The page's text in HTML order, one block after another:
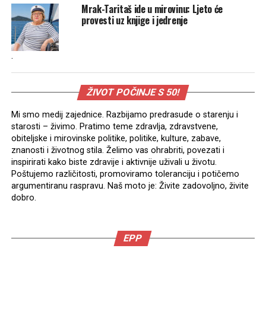
Mrak-Taritaš ide u mirovinu: Ljeto će
provesti uz knjige i jedrenje
.
ŽIVOT POČINJE S 50!
Mi smo medij zajednice. Razbijamo predrasude o starenju i
starosti – živimo. Pratimo teme zdravlja, zdravstvene,
obiteljske i mirovinske politike, politike, kulture, zabave,
znanosti i životnog stila. Želimo vas ohrabriti, povezati i
inspirirati kako biste zdravije i aktivnije uživali u životu.
Poštujemo različitosti, promoviramo toleranciju i potičemo
argumentiranu raspravu. Naš moto je: Živite zadovoljno, živite
dobro.
EPP